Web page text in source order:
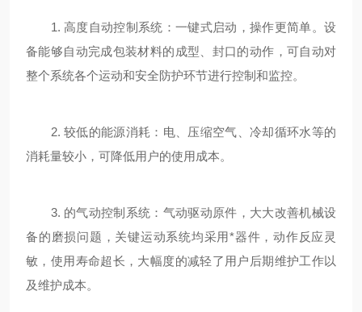
1. 高度自动控制系统：一键式启动，操作更简单。设
备能够自动完成包装材料的成型、封口的动作，可自动对
整个系统各个运动和安全防护环节进行控制和监控。
2. 较低的能源消耗：电、压缩空气、冷却循环水等的
消耗量较小，可降低用户的使用成本。
3. 的气动控制系统：气动驱动原件，大大改善机械设
备的磨损问题，关键运动系统均采用*器件，动作反应灵
敏，使用寿命超长，大幅度的减轻了用户后期维护工作以
及维护成本。